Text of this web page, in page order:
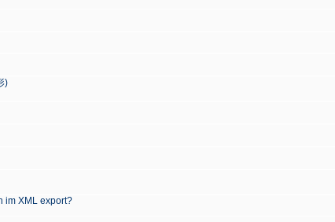
)
im XML export?